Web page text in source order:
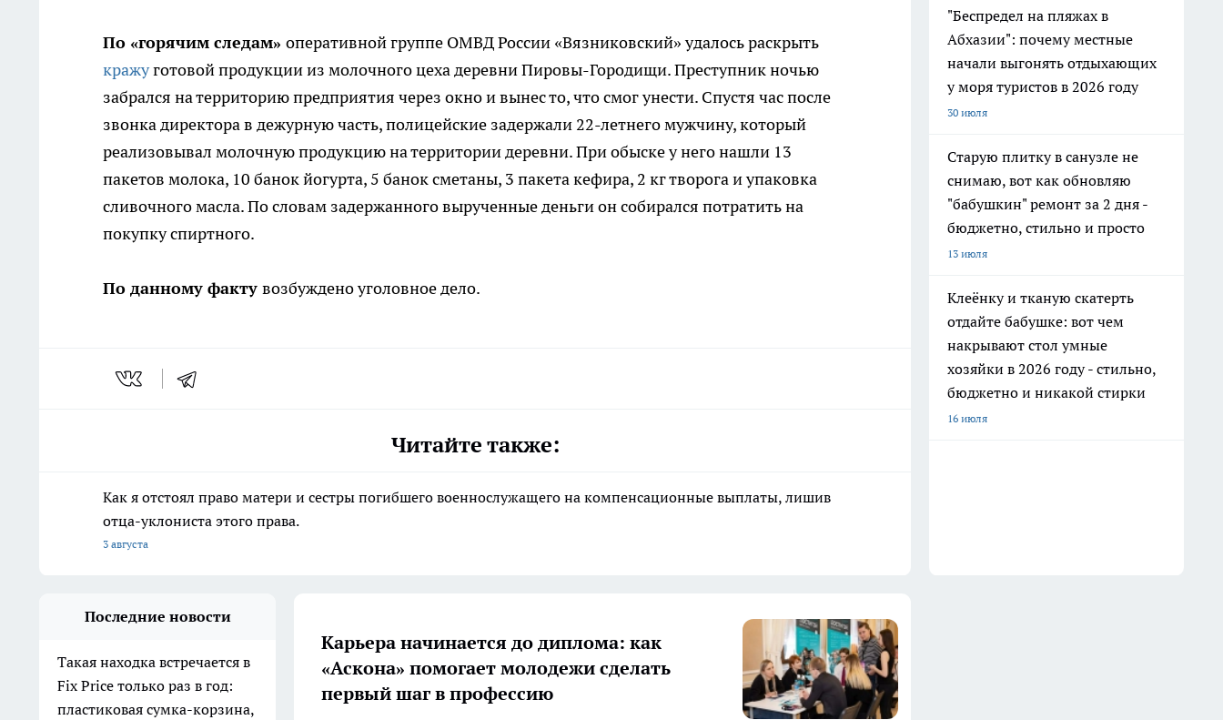
По «горячим следам» оперативной группе ОМВД России «Вязниковский» удалось раскрыть
кражуготовой продукции из молочного цеха деревни Пировы-Городищи. Преступник ночью
забрался на территорию предприятия через окно и вынес то, что смог унести. Спустя час после
звонка директора в дежурную часть, полицейские задержали 22-летнего мужчину, который
реализовывал молочную продукцию на территории деревни. При обыске у него нашли 13
пакетов молока, 10 банок йогурта, 5 банок сметаны, 3 пакета кефира, 2 кг творога и упаковка
сливочного масла. По словам задержанного вырученные деньги он собирался потратить на
покупку спиртного.
По данному факту возбуждено уголовное дело.
Читайте также:
Как я отстоял право матери и сестры погибшего военнослужащего на компенсационные выплаты, лишив
отца-уклониста этого права.
3 августа
"Беспредел на пляжах в
Абхазии": почему местные
начали выгонять отдыхающих
у моря туристов в 2026 году
30 июля
Старую плитку в санузле не
снимаю, вот как обновляю
"бабушкин" ремонт за 2 дня -
бюджетно, стильно и просто
13 июля
Клеёнку и тканую скатерть
отдайте бабушке: вот чем
накрывают стол умные
хозяйки в 2026 году - стильно,
бюджетно и никакой стирки
16 июля
Последние новости
Такая находка встречается в
Fix Price только раз в год:
пластиковая сумка-корзина,
Карьера начинается до диплома: как
«Аскона» помогает молодежи сделать
первый шаг в профессию